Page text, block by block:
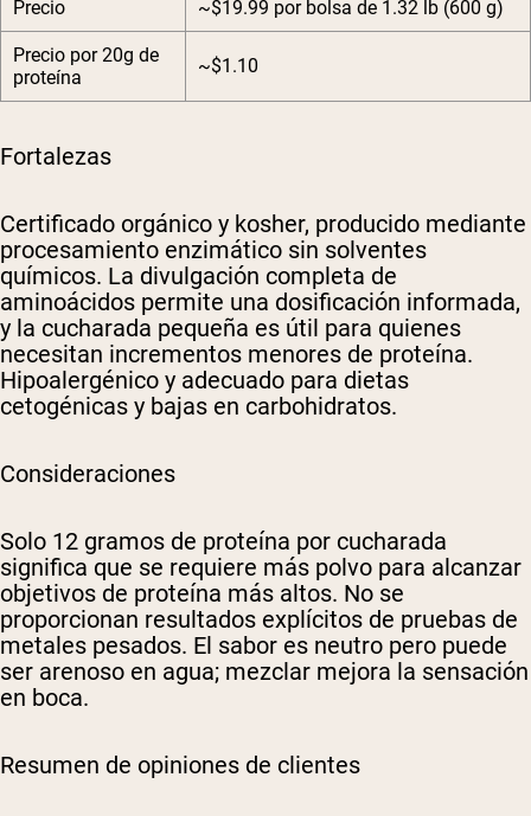
Precio ~$19.99 por bolsa de 1.32 lb (600 g)
Precio por 20g de
proteína
~$1.10
Fortalezas
Certificado orgánico y kosher, producido mediante
procesamiento enzimático sin solventes
químicos. La divulgación completa de
aminoácidos permite una dosificación informada,
y la cucharada pequeña es útil para quienes
necesitan incrementos menores de proteína.
Hipoalergénico y adecuado para dietas
cetogénicas y bajas en carbohidratos.
Consideraciones
Solo 12 gramos de proteína por cucharada
significa que se requiere más polvo para alcanzar
objetivos de proteína más altos. No se
proporcionan resultados explícitos de pruebas de
metales pesados. El sabor es neutro pero puede
ser arenoso en agua; mezclar mejora la sensación
en boca.
Resumen de opiniones de clientes